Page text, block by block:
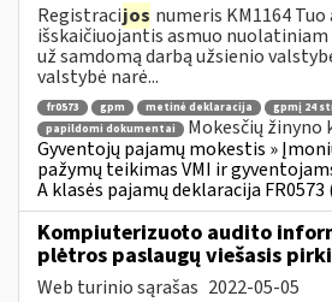
Registracijos numeris KM1164
išskaičiuojantis asmuo
už samdomą darbą užsienio
valstybė narė...
fr0573 gpm metinė deklaracija gpmį 24
papildomi dokumentai
Mokesčių žinyno
Gyventojų pajamų mokestis »
pažymų teikimas VMI ir
A klasės pajamų deklaracija
Kompiuterizuoto audito
plėtros paslaugų viešasis
Web turinio sąrašas 2022-05-05